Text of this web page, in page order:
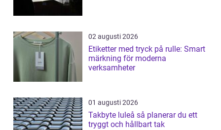
02 augusti 2026
Etiketter med tryck på rulle: Smart
märkning för moderna
verksamheter
01 augusti 2026
Takbyte luleå så planerar du ett
tryggt och hållbart tak